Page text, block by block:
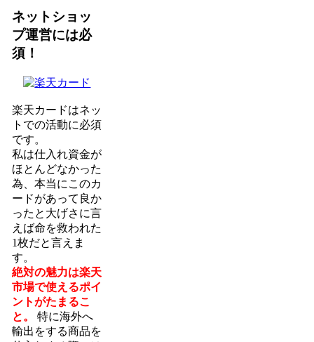
ネットショッ
プ運営には必
須！
楽天カードはネッ
トでの活動に必須
です。
私は仕入れ資金が
ほとんどなかった
為、本当にこのカ
ードがあって良か
ったと大げさに言
えば命を救われた
1枚だと言えま
す。
絶対の魅力は楽天
市場で使えるポイ
ントがたまるこ
と。
特に海外へ
輸出をする商品を